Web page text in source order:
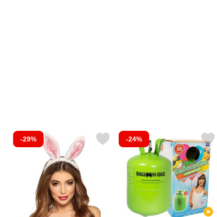
-29% Markér kaninører på Hårbøjle som favorit
-24%
Markér helium på Flaske Mellem til 30